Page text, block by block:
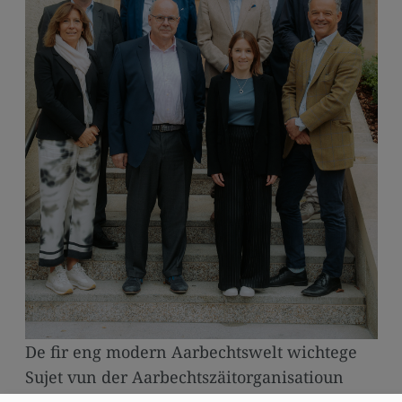
media
links
De fir eng modern Aarbechtswelt wichtege
Sujet vun der Aarbechtszäitorganisatioun